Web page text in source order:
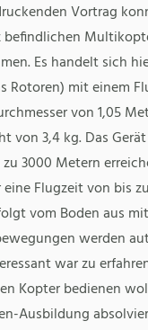
Vortrag
befindlichen
Es handelt sich
Rotoren) mit einem
von 1,05
von 3,4 kg. Das
3000 Metern
Flugzeit von bis
vom Boden aus
werden
war zu
Kopter bedienen
Ausbildung